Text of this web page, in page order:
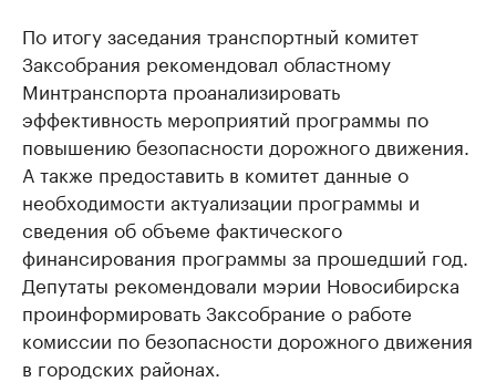
По итогу заседания транспортный комитет
Заксобрания рекомендовал областному
Минтранспорта проанализировать
эффективность мероприятий программы по
повышению безопасности дорожного движения.
А также предоставить в комитет данные о
необходимости актуализации программы и
сведения об объеме фактического
финансирования программы за прошедший год.
Депутаты рекомендовали мэрии Новосибирска
проинформировать Заксобрание о работе
комиссии по безопасности дорожного движения
в городских районах.